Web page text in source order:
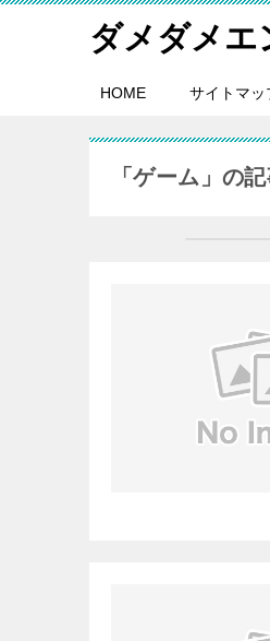
ダメダメエ
HOME サイトマッ
「ゲーム」の